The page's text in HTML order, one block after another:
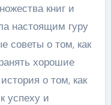
книг и
настоящим гуру
советы о том, как
хорошие
о том, как
успеху и